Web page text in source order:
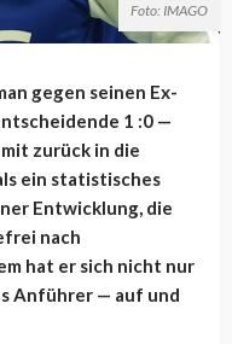
Foto: IMAGO
gegen seinen Ex-
1 :0 —
zurück in die
ein statistisches
Entwicklung, die
nach
hat er sich nicht nur
Anführer — auf und